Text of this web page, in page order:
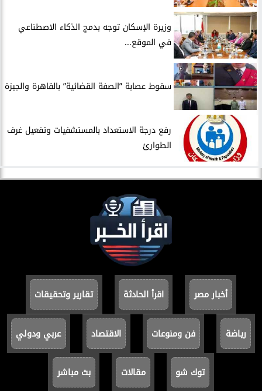
​وزيرة الإسكان توجه بدمج الذكاء الاصطناعي
في الموقع...
سقوط عصابة ”الصفة القضائية” بالقاهرة والجيزة
​رفع درجة الاستعداد بالمستشفيات وتفعيل غرف
الطوارئ
أخبار مصر اقرأ الحادثة تقارير وتحقيقات
رياضة فن ومنوعات الاقتصاد عربي ودولي
توك شو مقالات بث مباشر